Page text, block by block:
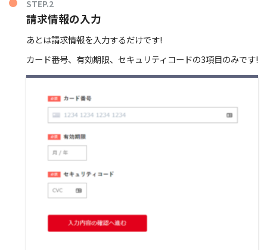
STEP.2
請求情報の入力
あとは請求情報を入力するだけです!
カード番号、有効期限、セキュリティコードの3項目のみです!